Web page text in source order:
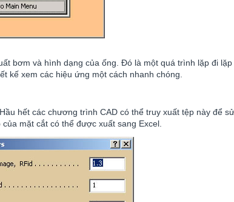
bơm và hình dạng của ống. Đó là một quá trình lặp đi
kế xem các hiệu ứng một cách nhanh chóng.
hết các chương trình CAD có thể truy xuất tệp này để
mặt cắt có thể được xuất sang Excel.